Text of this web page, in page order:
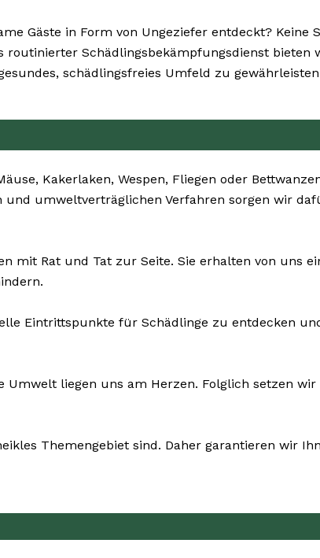
Gäste in Form von Ungeziefer entdeckt? Keine
Schädlingsbekämpfungsdienst
schädlingsfreies Umfeld zu
Kakerlaken, Wespen, Fliegen oder
umweltverträglichen Verfahren sorgen wir
mit Rat und Tat zur Seite. Sie erhalten von uns
Eintrittspunkte für Schädlinge zu entdecken
Umwelt liegen uns am Herzen. Folglich setzen
Themengebiet sind. Daher garantieren wir